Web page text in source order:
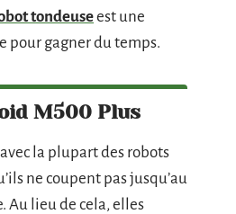
tondeuseest une
gagner du temps.
M500 Plus
la plupart des robots
ne coupent pas jusqu’au
Au lieu de cela, elles